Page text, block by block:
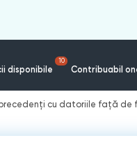
disponibile
10
Contribuabil
cu datoriile față